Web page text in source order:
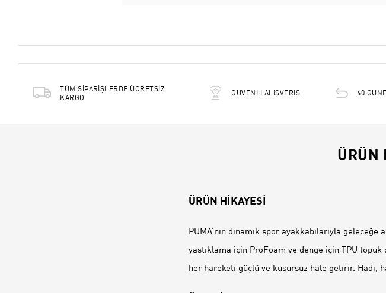
TÜM SİPARİŞLERDE ÜCRETSİZ
KARGO
GÜVENLİ ALIŞVERİŞ 60
ÜRÜN
ÜRÜN HİKAYESİ
PUMA‘nın dinamik spor ayakkabılarıyla geleceğe
yastıklama için ProFoam ve denge için TPU topuk
her hareketi güçlü ve kusursuz hale getirir. Hadi,